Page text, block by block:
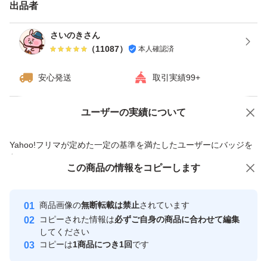
出品者
さいのきさん
（11087） 本人確認済
安心発送 取引実績99+
ユーザーの実績について
Yahoo!フリマが定めた一定の基準を満たしたユーザーにバッジを
付与しています
安心取引出品者
心・安全なユーザーです
取引実績
価格の相談 商品への質問
この商品の情報をコピーします
商品画像の無断転載は禁止されています
コピーされた情報は必ずご自身の商品に合わせて編集
してください
コピーは1商品につき1回です
この商品をみている人にオススメ